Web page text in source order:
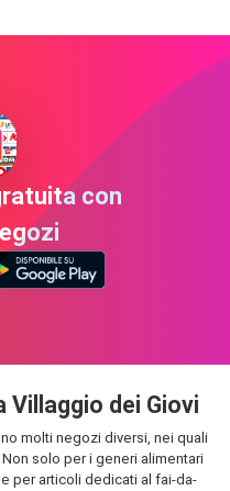
con
dei Giovi
molti negozi diversi, nei quali
solo per i generi alimentari
per articoli dedicati al fai-da-